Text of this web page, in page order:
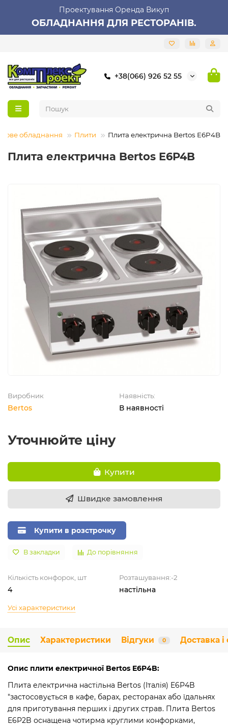
Проектування Оренда Викуп
ОБЛАДНАННЯ ДЛЯ РЕСТОРАНІВ.
+38(066) 926 52 55
обладнання Плити Плита електрична Bertos E6P4B
Плита електрична Bertos E6P4B
Виробник
Bertos
Наявність:
В наявності
Уточнюйте ціну
Купити
Швидке замовлення
Купити в розстрочку
В закладки До порівняння
Кількість конфорок, шт
4
Розташування:-2
настільна
Усі характеристики
Опис Характеристики Відгуки 0 Доставка і
Опис плити електричної Bertos E6P4B:
Плита електрична настільна Bertos (Італія) E6P4B
"застосовується в кафе, барах, ресторанах або їдальнях
для приготування перших і других страв. Плита Bertos
E6P2B оснащена чотирма круглими конфорками,